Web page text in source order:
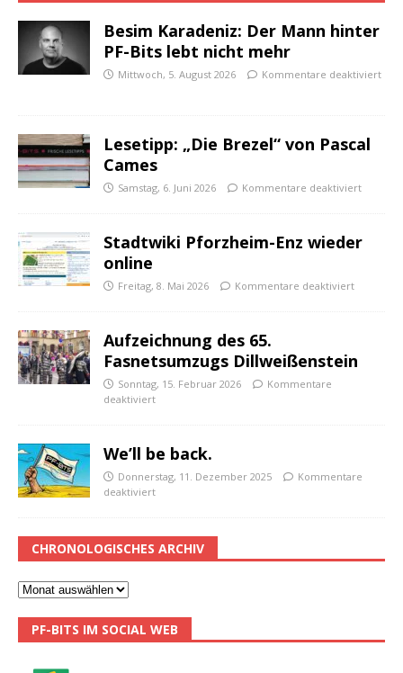
Besim Karadeniz: Der Mann hinter
PF-Bits lebt nicht mehr
Mittwoch, 5. August 2026 Kommentare deaktiviert
Lesetipp: „Die Brezel“ von Pascal
Cames
Samstag, 6. Juni 2026 Kommentare deaktiviert
Stadtwiki Pforzheim-Enz wieder
online
Freitag, 8. Mai 2026 Kommentare deaktiviert
Aufzeichnung des 65.
Fasnetsumzugs Dillweißenstein
Sonntag, 15. Februar 2026
Kommentare
deaktiviert
We’ll be back.
Donnerstag, 11. Dezember 2025
Kommentare
deaktiviert
CHRONOLOGISCHES ARCHIV
PF-BITS IM SOCIAL WEB